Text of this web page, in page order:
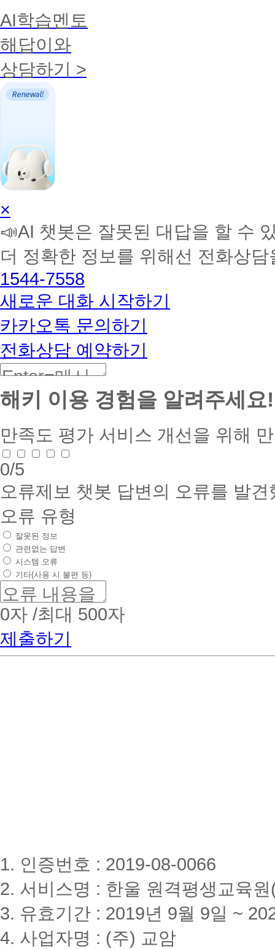
AI학습멘토
해답이와
상담하기 >
AI
학
습
토
커
BETA
×
📣AI 챗봇은 잘못된 대답을 할 수
더 정확한 정보를 위해선 전화상
1544-7558
새로운 대화 시작하기
카카오톡 문의하기
전화상담 예약하기
해키 이용 경험을 알려주세요!
만족도 평가 서비스 개선을 위해
0/5
오류제보 챗봇 답변의 오류를 발
오류 유형
잘못된 정보
관련없는 답변
시스템 오류
기타(사용 시 불편 등)
0자 /최대 500자
제출하기
1. 인증번호 : 2019-08-0066
2. 서비스명 : 한울 원격평생교육
3. 유효기간 : 2019년 9월 9일 ~
4. 사업자명 : (주) 교암